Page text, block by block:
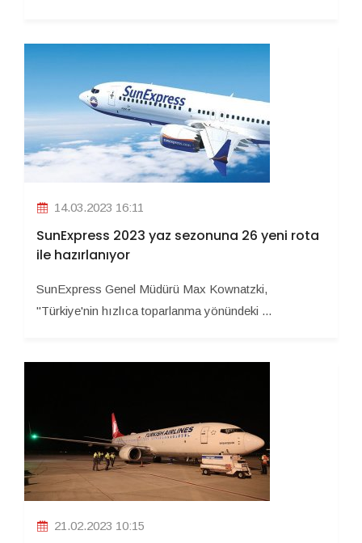
14.03.2023 16:11
SunExpress 2023 yaz sezonuna 26 yeni rota
ile hazırlanıyor
SunExpress Genel Müdürü Max Kownatzki,
"Türkiye'nin hızlıca toparlanma yönündeki ...
21.02.2023 10:15